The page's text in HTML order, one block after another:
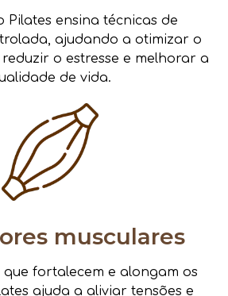
Pilates ensina técnicas de
ajudando a otimizar o
o estresse e melhorar a
de vida.
musculares
que fortalecem e alongam os
ajuda a aliviar tensões e